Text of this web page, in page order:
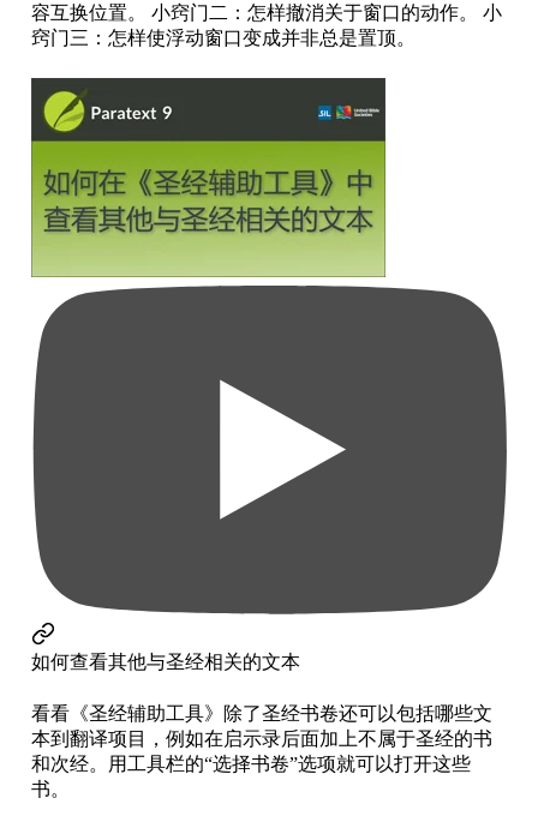
容互换位置。 小窍门二：怎样撤消关于窗口的动作。 小
窍门三：怎样使浮动窗口变成并非总是置顶。
如何查看其他与圣经相关的文本
看看《圣经辅助工具》除了圣经书卷还可以包括哪些文
本到翻译项目，例如在启示录后面加上不属于圣经的书
和次经。用工具栏的“选择书卷”选项就可以打开这些
书。